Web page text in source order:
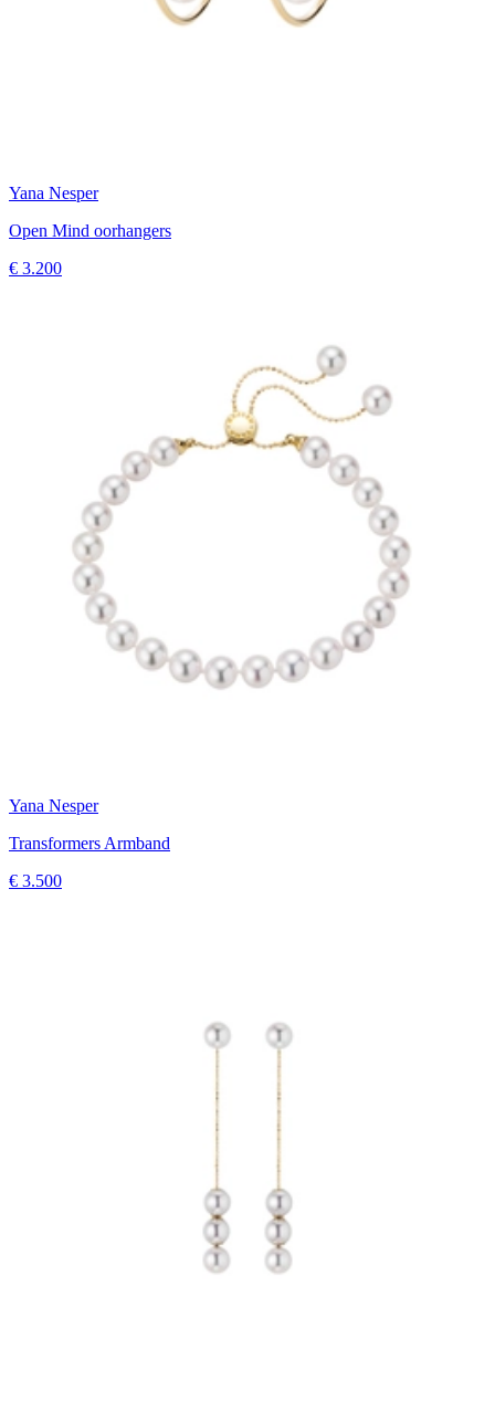
Yana Nesper
Open Mind oorhangers
€ 3.200
Yana Nesper
Transformers Armband
€ 3.500